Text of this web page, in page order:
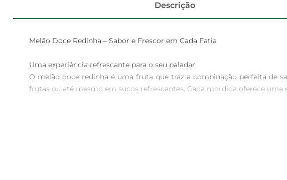
Descrição
Melão Doce Redinha – Sabor e Frescor em Cada Fatia
Uma experiência refrescante para o seu paladar
O melão doce redinha é uma fruta que traz a combinação perfeita de
frutas ou até mesmo em sucos refrescantes. Cada mordida oferece
Este melão é conhecido por sua casca fina e rede característica, que